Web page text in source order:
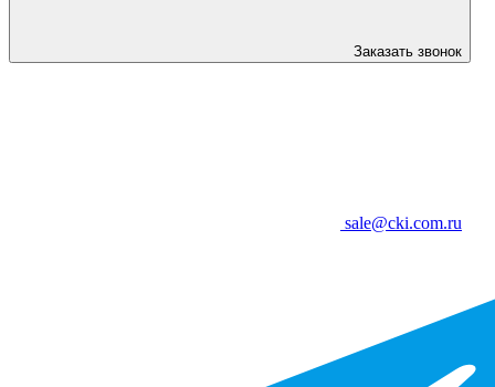
Заказать звонок
sale@cki.com.ru